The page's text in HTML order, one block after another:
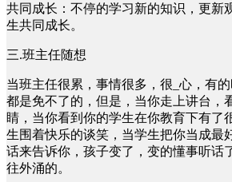
共同成长：不停的学习新的知识，更新
生共同成长。
三.班主任随想
当班主任很累，事情很多，很_心，有
都是免不了的，但是，当你走上讲台，
睛，当你看到你的学生在你教育下有了
生围着快乐的谈笑，当学生把你当成最
话来告诉你，孩子变了，变的懂事听
往外涌的。